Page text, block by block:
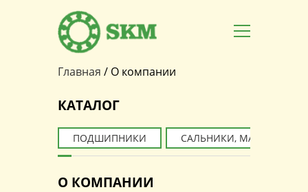
Главная / О компании
КАТАЛОГ
ПОДШИПНИКИ САЛЬНИКИ, МАНЖЕТЫ
О КОМПАНИИ